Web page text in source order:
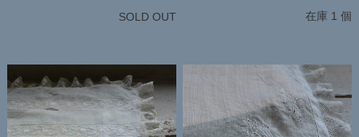
SOLD OUT
在庫 1 個